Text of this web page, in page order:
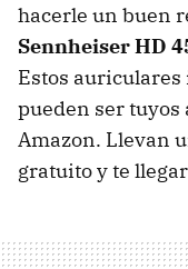
hacerle un buen
Sennheiser HD
Estos
pueden ser tuyos
Amazon. Llevan
gratuito y te